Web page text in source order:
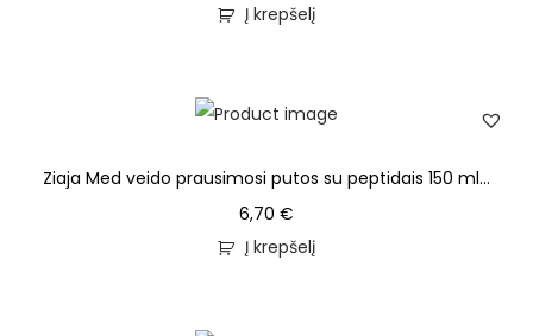
Į krepšelį
Ziaja Med veido prausimosi putos su peptidais 150 ml...
6,70 €
Į krepšelį